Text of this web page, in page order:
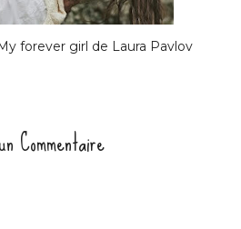
forever girl de Laura Pavlov
Commentaire